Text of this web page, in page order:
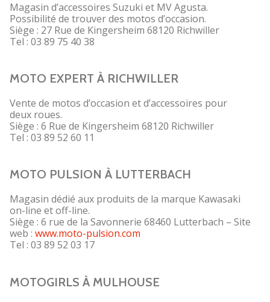
Magasin d’accessoires Suzuki et MV Agusta.
Possibilité de trouver des motos d’occasion.
Siège : 27 Rue de Kingersheim 68120 Richwiller
Tel : 03 89 75 40 38
MOTO EXPERT À RICHWILLER
Vente de motos d’occasion et d’accessoires pour
deux roues.
Siège : 6 Rue de Kingersheim 68120 Richwiller
Tel : 03 89 52 60 11
MOTO PULSION À LUTTERBACH
Magasin dédié aux produits de la marque Kawasaki
on-line et off-line.
Siège : 6 rue de la Savonnerie 68460 Lutterbach – Site
web : www.moto-pulsion.com
Tel : 03 89 52 03 17
MOTOGIRLS À MULHOUSE